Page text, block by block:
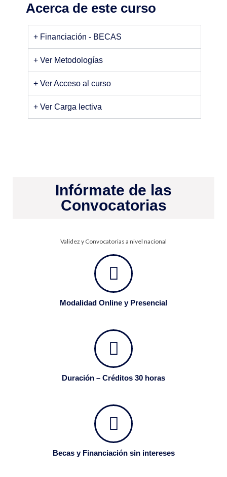
Acerca de este curso
+ Financiación - BECAS
+ Ver Metodologías
+ Ver Acceso al curso
+ Ver Carga lectiva
Infórmate de las
Convocatorias
Validez y Convocatorias a nivel nacional
Modalidad Online y Presencial
Duración – Créditos 30 horas
Becas y Financiación sin intereses